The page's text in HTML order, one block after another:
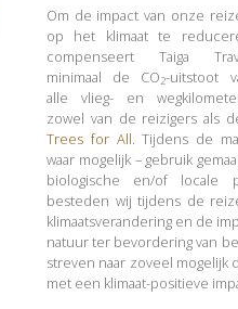
Om de impact van onze
op het klimaat te
compenseert Taiga
minimaal de CO2-uitstoot
alle vlieg- en
zowel van de reizigers als
Trees for All. Tijdens de
waar mogelijk – gebruik
biologische en/of locale
besteden wij tijdens de
klimaatsverandering en de
natuur ter bevordering van
streven naar zoveel mogelijk
met een klimaat-positieve